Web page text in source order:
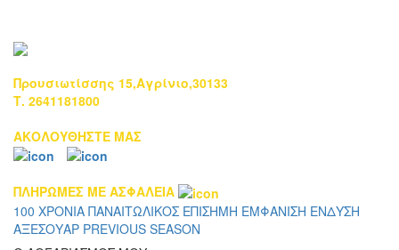
Προυσιωτίσσης 15,Αγρίνιο,30133
Τ. 2641181800
ΑΚΟΛΟΥΘΗΣΤΕ ΜΑΣ
ΠΛΗΡΩΜΕΣ ΜΕ ΑΣΦΑΛΕΙΑ
100 ΧΡΟΝΙΑ ΠΑΝΑΙΤΩΛΙΚΟΣ ΕΠΙΣΗΜΗ ΕΜΦΑΝΙΣΗ ΕΝΔΥΣΗ
ΑΞΕΣΟΥΑΡ PREVIOUS SEASON